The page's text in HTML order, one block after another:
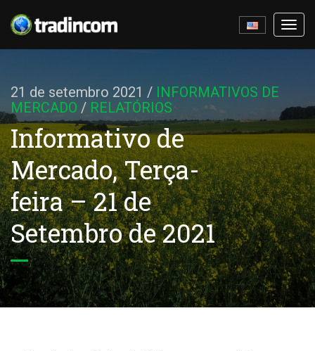
21 de setembro 2021 / INFORMATIVOS DE
MERCADO / RELATÓRIOS
Informativo de
Mercado, Terça-
feira – 21 de
Setembro de 2021